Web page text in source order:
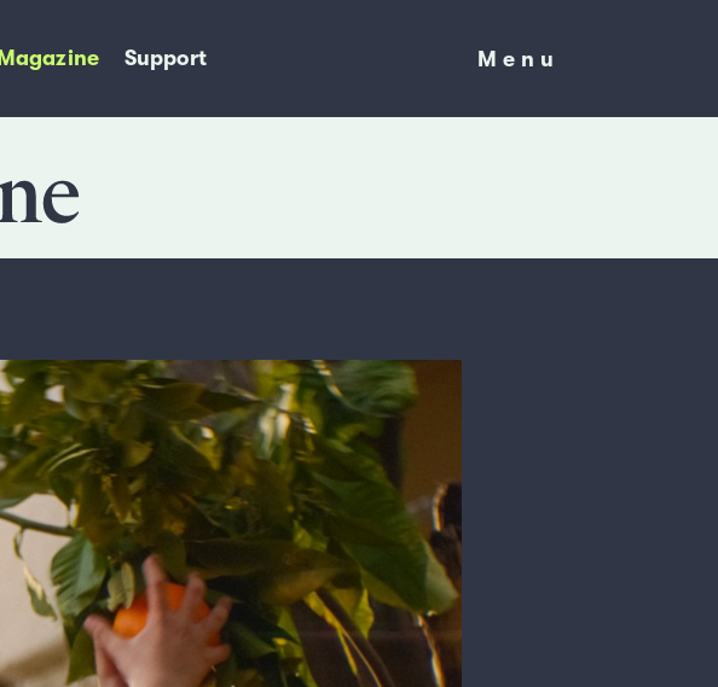
Magazine Support
Menu
Menu